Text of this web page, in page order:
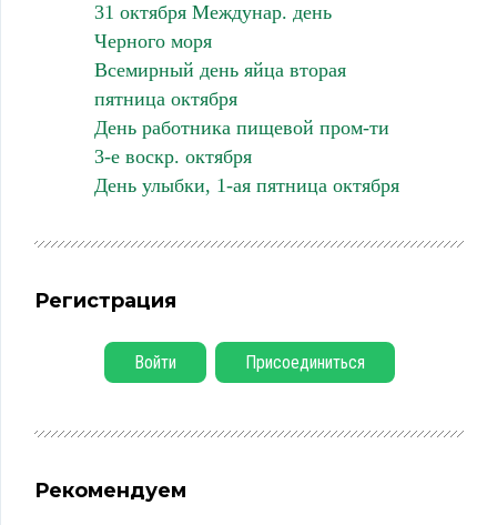
31 октября Междунар. день
Черного моря
Всемирный день яйца вторая
пятница октября
День работника пищевой пром-ти
3-е воскр. октября
День улыбки, 1-ая пятница октября
Регистрация
Войти Присоединиться
Рекомендуем